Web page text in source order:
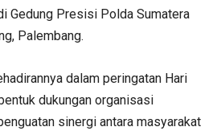
Gedung Presisi Polda Sumatera
Palembang.
dalam peringatan Hari
dukungan organisasi
sinergi antara masyarakat